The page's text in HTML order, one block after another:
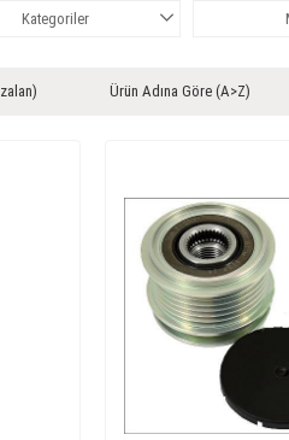
Kategoriler
Ürün Adına Göre (A>Z)